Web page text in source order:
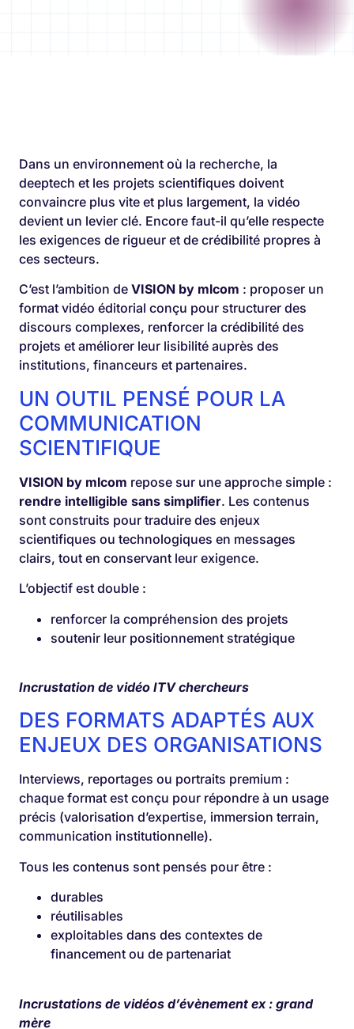
Dans un environnement où la recherche, la
deeptech et les projets scientifiques doivent
convaincre plus vite et plus largement, la vidéo
devient un levier clé. Encore faut-il qu’elle respecte
les exigences de rigueur et de crédibilité propres à
ces secteurs.
C’est l’ambition de VISION by mlcom : proposer un
format vidéo éditorial conçu pour structurer des
discours complexes, renforcer la crédibilité des
projets et améliorer leur lisibilité auprès des
institutions, financeurs et partenaires.
UN OUTIL PENSÉ POUR LA
COMMUNICATION
SCIENTIFIQUE
VISION by mlcom repose sur une approche simple :
rendre intelligible sans simplifier. Les contenus
sont construits pour traduire des enjeux
scientifiques ou technologiques en messages
clairs, tout en conservant leur exigence.
L’objectif est double :
renforcer la compréhension des projets
soutenir leur positionnement stratégique
Incrustation de vidéo ITV chercheurs
DES FORMATS ADAPTÉS AUX
ENJEUX DES ORGANISATIONS
Interviews, reportages ou portraits premium :
chaque format est conçu pour répondre à un usage
précis (valorisation d’expertise, immersion terrain,
communication institutionnelle).
Tous les contenus sont pensés pour être :
durables
réutilisables
exploitables dans des contextes de
financement ou de partenariat
Incrustations de vidéos d’évènement ex : grand
mère